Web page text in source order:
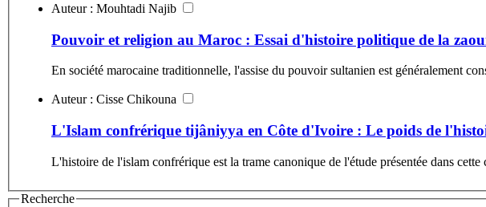
Auteur : Mouhtadi Najib
Pouvoir et religion au Maroc : Essai d'histoire politique de la
En société marocaine traditionnelle, l'assise du pouvoir sultanien est généralement
Auteur : Cisse Chikouna
L'Islam confrérique tijâniyya en Côte d'Ivoire : Le poids de
L'histoire de l'islam confrérique est la trame canonique de l'étude présentée dans
Recherche